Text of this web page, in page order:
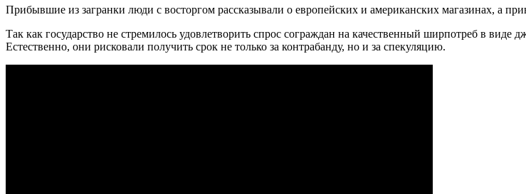
Прибывшие из загранки люди с восторгом рассказывали о европейских и американских магазинах, а
Так как государство не стремилось удовлетворить спрос сограждан на качественный ширпотреб в
Естественно, они рисковали получить срок не только за контрабанду, но и за спекуляцию.